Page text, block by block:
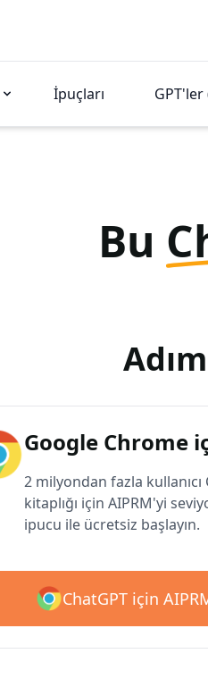
İpuçları GPT'ler
Bu
Google Chrome
2 milyondan fazla
kitaplığı için AIPRM'yi
ipucu ile ücretsiz başlayın.
ChatGPT için